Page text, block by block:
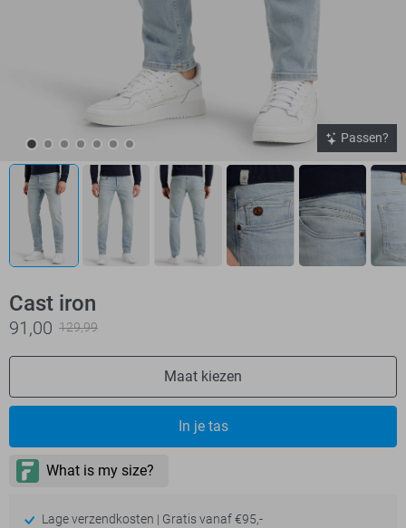
Passen?
Cast iron
91,00 129,99
Maat kiezen
In je tas
Lage verzendkosten | Gratis vanaf €95,-